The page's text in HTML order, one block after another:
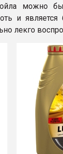
можно
и является
лекго